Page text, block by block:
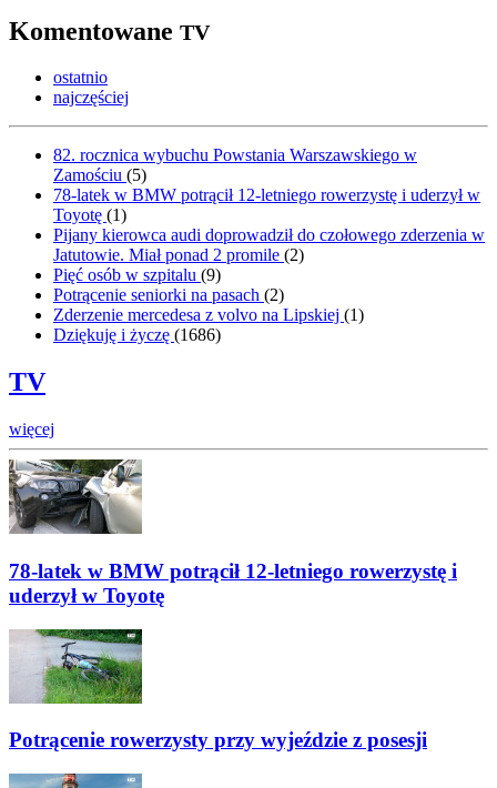
Komentowane TV
ostatnio
najczęściej
82. rocznica wybuchu Powstania Warszawskiego w
Zamościu (5)
78-latek w BMW potrącił 12-letniego rowerzystę i uderzył w
Toyotę (1)
Pijany kierowca audi doprowadził do czołowego zderzenia w
Jatutowie. Miał ponad 2 promile (2)
Pięć osób w szpitalu (9)
Potrącenie seniorki na pasach (2)
Zderzenie mercedesa z volvo na Lipskiej (1)
Dziękuję i życzę (1686)
TV
więcej
78-latek w BMW potrącił 12-letniego rowerzystę i
uderzył w Toyotę
Potrącenie rowerzysty przy wyjeździe z posesji